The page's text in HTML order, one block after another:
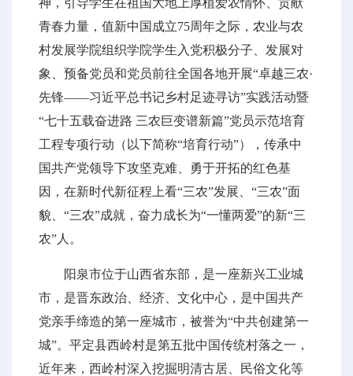
青春力量，值新中国成立75周年之际，农业与农
村发展学院组织学院学生入党积极分子、发展对
象、预备党员和党员前往全国各地开展“卓越三农·
先锋——习近平总书记乡村足迹寻访”实践活动暨
“七十五载奋进路 三农巨变谱新篇”党员示范培育
工程专项行动（以下简称“培育行动”），传承中
国共产党领导下攻坚克难、勇于开拓的红色基
因，在新时代新征程上看“三农”发展、“三农”面
貌、“三农”成就，奋力成长为“一懂两爱”的新“三
农”人。
阳泉市位于山西省东部，是一座新兴工业城
市，是晋东政治、经济、文化中心，是中国共产
党亲手缔造的第一座城市，被誉为“中共创建第一
城”。平定县西岭村是第五批中国传统村落之一，
近年来，西岭村深入挖掘明清古居、民俗文化等